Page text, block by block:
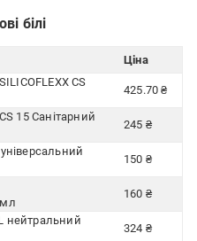
білі
Ціна
CS
425.70 ₴
15 Санітарний
245 ₴
150 ₴
160 ₴
нейтральний
324 ₴